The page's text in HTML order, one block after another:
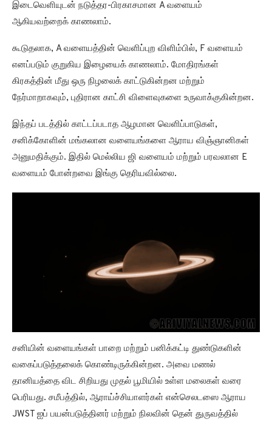
இடைவெளியுடன் நடுத்தர-பிரகாசமான A வளையம்
ஆகியவற்றைக் காணலாம்.
கூடுதலாக, A வளையத்தின் வெளிப்புற விளிம்பில், F வளையம்
எனப்படும் குறுகிய இழையைக் காணலாம். மோதிரங்கள்
கிரகத்தின் மீது ஒரு நிழலைக் காட்டுகின்றன மற்றும்
நேர்மாறாகவும், புதிரான காட்சி விளைவுகளை உருவாக்குகின்றன.
இந்தப் படத்தில் காட்டப்படாத ஆழமான வெளிப்பாடுகள்,
சனிக்கோளின் மங்கலான வளையங்களை ஆராய விஞ்ஞானிகள்
அனுமதிக்கும். இதில் மெல்லிய ஜி வளையம் மற்றும் பரவலான E
வளையம் போன்றவை இங்கு தெரியவில்லை.
சனியின் வளையங்கள் பாறை மற்றும் பனிக்கட்டி துண்டுகளின்
வகைப்படுத்தலைக் கொண்டிருக்கின்றன. அவை மணல்
தானியத்தை விட சிறியது முதல் பூமியில் உள்ள மலைகள் வரை
பெரியது. சமீபத்தில், ஆராய்ச்சியாளர்கள் என்செலடஸை ஆராய
JWST ஐப் பயன்படுத்தினர் மற்றும் நிலவின் தென் துருவத்தில்